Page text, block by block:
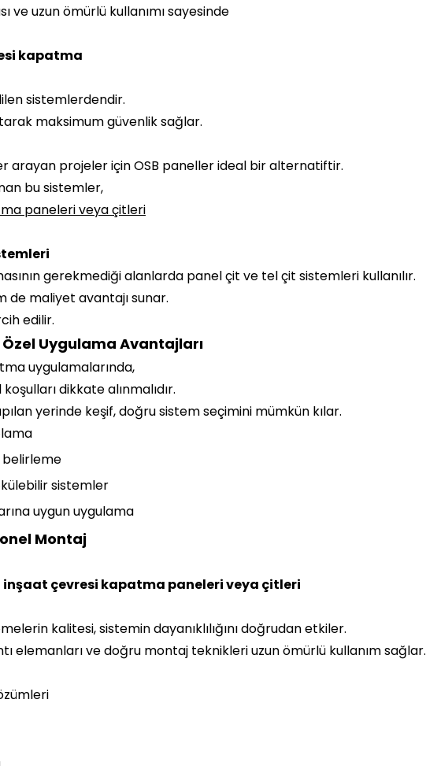
ve uzun ömürlü kullanımı sayesinde
kapatma
sistemlerdendir.
maksimum güvenlik sağlar.
arayan projeler için OSB paneller ideal bir alternatiftir.
bu sistemler,
paneleri veya çitleri
gerekmediği alanlarda panel çit ve tel çit sistemleri kullanılır.
de maliyet avantajı sunar.
edilir.
Uygulama Avantajları
uygulamalarında,
dikkate alınmalıdır.
yerinde keşif, doğru sistem seçimini mümkün kılar.
belirleme
sistemler
uygun uygulama
Montaj
çevresi kapatma paneleri veya çitleri
kalitesi, sistemin dayanıklılığını doğrudan etkiler.
elemanları ve doğru montaj teknikleri uzun ömürlü kullanım sağlar.